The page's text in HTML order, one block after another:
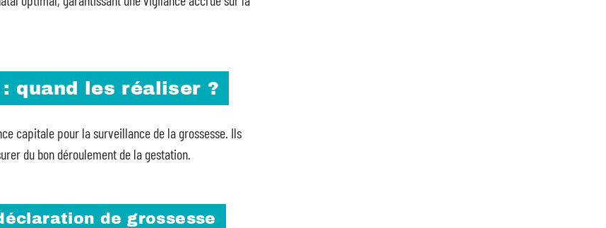
quand les réaliser ?
capitale pour la surveillance de la grossesse. Ils
du bon déroulement de la gestation.
de grossesse